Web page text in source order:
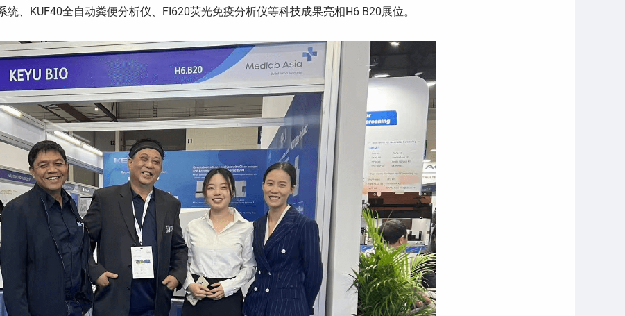
、KUF40全自动粪便分析仪、FI620荧光免疫分析仪等科技成果亮相H6 B20展位。